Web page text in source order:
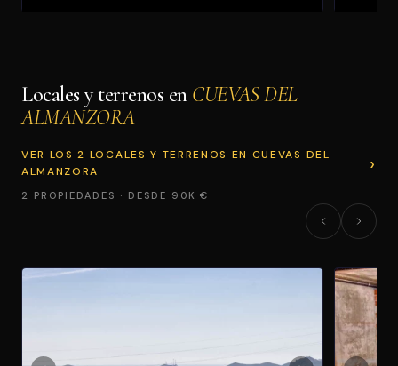
Locales y terrenos en CUEVAS DEL
ALMANZORA
VER LOS 2 LOCALES Y TERRENOS EN CUEVAS DEL
ALMANZORA
2 PROPIEDADES · DESDE 90K €